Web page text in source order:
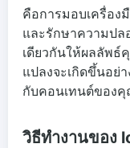
คือการมอบเครื่อง
และรักษาความป
เดียวกันให้ผลลัพธ์
แปลงจะเกิดขึ้นอย่
กับคอนเทนต์ของ
วิธีทำงานของ